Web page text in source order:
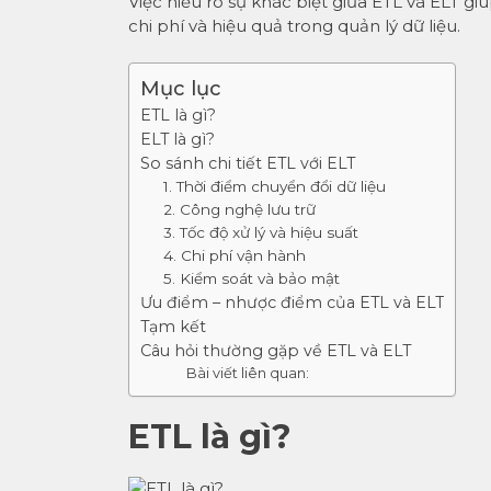
chi phí và hiệu quả trong quản lý dữ liệu.
Mục lục
ETL là gì?
ELT là gì?
So sánh chi tiết ETL với ELT
1. Thời điểm chuyển đổi dữ liệu
2. Công nghệ lưu trữ
3. Tốc độ xử lý và hiệu suất
4. Chi phí vận hành
5. Kiểm soát và bảo mật
Ưu điểm – nhược điểm của ETL và ELT
Tạm kết
Câu hỏi thường gặp về ETL và ELT
Bài viết liên quan:
ETL là gì?